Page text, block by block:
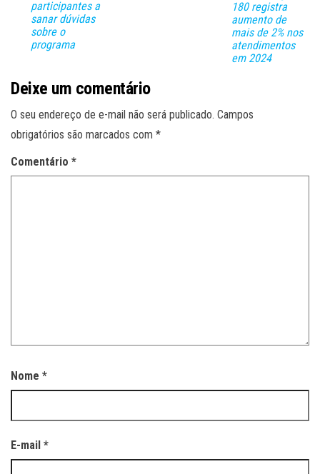
participantes a
sanar dúvidas
sobre o
programa
180 registra
aumento de
mais de 2% nos
atendimentos
em 2024
Deixe um comentário
O seu endereço de e-mail não será publicado. Campos
obrigatórios são marcados com *
Comentário *
Nome *
E-mail *